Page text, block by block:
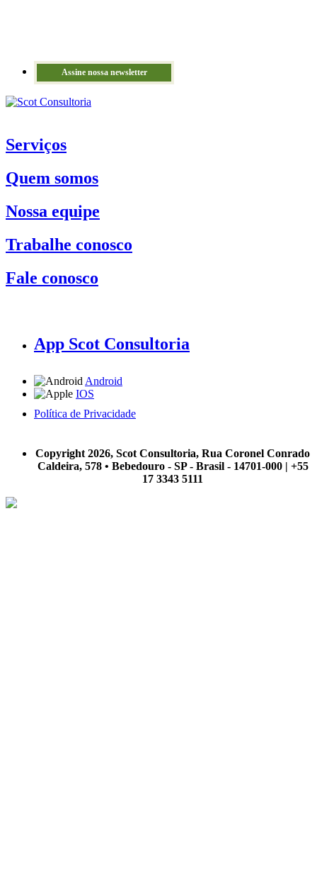
Assine nossa newsletter
Serviços
Quem somos
Nossa equipe
Trabalhe conosco
Fale conosco
App Scot Consultoria
Android
IOS
Política de Privacidade
Copyright 2026, Scot Consultoria, Rua Coronel Conrado
Caldeira, 578 • Bebedouro - SP - Brasil - 14701-000 | +55
17 3343 5111